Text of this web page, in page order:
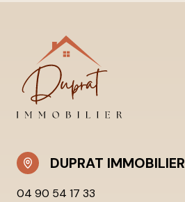
DUPRAT IMMOBILIER
04 90 54 17 33